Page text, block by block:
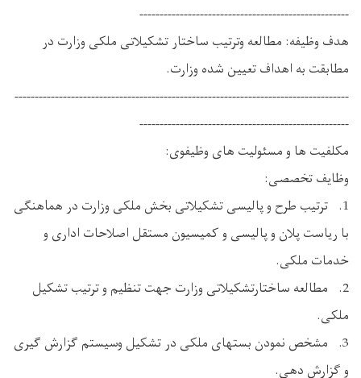
----------------------------------------------------
هدف وظیفه: مطالعه وترتیب ساختار تشکیلاتی ملکی وزارت در
مطابقت به اهداف تعیین شده وزارت.
-----------------------------------------------------------------------------------
----------------------------------------------------
مکلفیت ها و مسئولیت های وظیفوی:
وظایف تخصصی:
1. ترتیب طرح و پالیسی تشکیلاتی بخش ملکی وزارت در هماهنگی
با ریاست پلان و پالیسی و کمیسیون مستقل اصلاحات اداری و
خدمات ملکی.
2. مطالعه ساختارتشکیلاتی وزارت جهت تنظیم و ترتیب تشکیل
ملکی.
3. مشخص نمودن بستهای ملکی در تشکیل وسیستم گزارش گیری
و گزارش دهی.